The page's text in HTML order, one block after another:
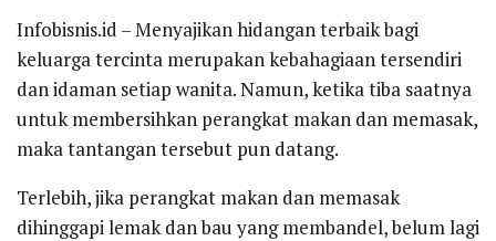
Infobisnis.id – Menyajikan hidangan terbaik bagi
keluarga tercinta merupakan kebahagiaan tersendiri
dan idaman setiap wanita. Namun, ketika tiba saatnya
untuk membersihkan perangkat makan dan memasak,
maka tantangan tersebut pun datang.
Terlebih, jika perangkat makan dan memasak
dihinggapi lemak dan bau yang membandel, belum lagi